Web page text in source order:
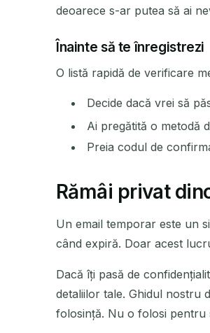
deoarece s-ar putea să ai
Înainte să te înregistrezi
O listă rapidă de verificare
Decide dacă vrei să
Ai pregătită o metodă
Preia codul de
Rămâi privat
Un email temporar este un
când expiră. Doar acest
Dacă îți pasă de
detaliilor tale. Ghidul nostru
folosință. Nu o folosi pentru